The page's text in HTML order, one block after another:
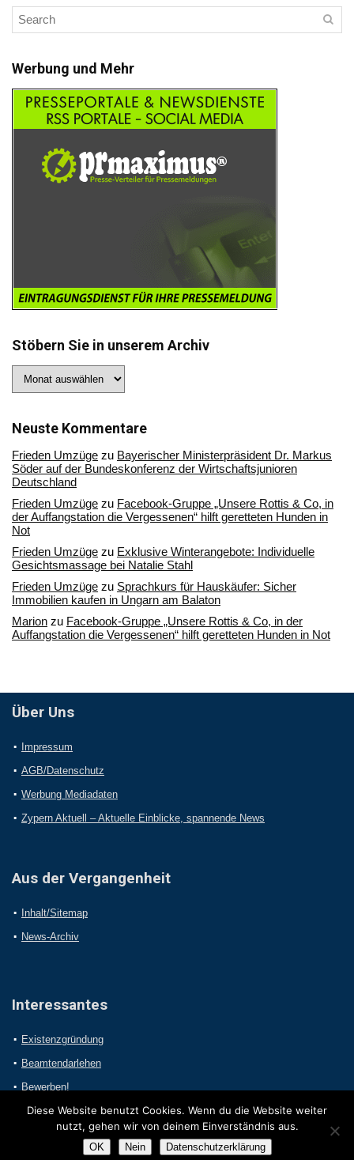
Werbung und Mehr
Stöbern Sie in unserem Archiv
Sie
Archiv
Neuste Kommentare
Frieden Umzüge zu Bayerischer Ministerpräsident Dr. Markus
Söder auf der Bundeskonferenz der Wirtschaftsjunioren
Deutschland
Frieden Umzüge zu Facebook-Gruppe „Unsere Rottis & Co, in
der Auffangstation die Vergessenen“ hilft geretteten Hunden in
Not
Frieden Umzüge zu Exklusive Winterangebote: Individuelle
Gesichtsmassage bei Natalie Stahl
Frieden Umzüge zu Sprachkurs für Hauskäufer: Sicher
Immobilien kaufen in Ungarn am Balaton
Marion zu Facebook-Gruppe „Unsere Rottis & Co, in der
Auffangstation die Vergessenen“ hilft geretteten Hunden in Not
Über Uns
Impressum
AGB/Datenschutz
Werbung Mediadaten
Zypern Aktuell – Aktuelle Einblicke, spannende News
Aus der Vergangenheit
Inhalt/Sitemap
News-Archiv
Interessantes
Existenzgründung
Beamtendarlehen
Bewerben!
2017 Online-Presseportal.com. Alle Rechte vorbehalten.
Diese Website benutzt Cookies. Wenn du die Website weiter
nutzt, gehen wir von deinem Einverständnis aus.
OK Nein Datenschutzerklärung